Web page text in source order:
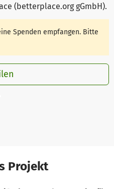
(betterplace.org gGmbH).
Spenden empfangen. Bitte
Projekt